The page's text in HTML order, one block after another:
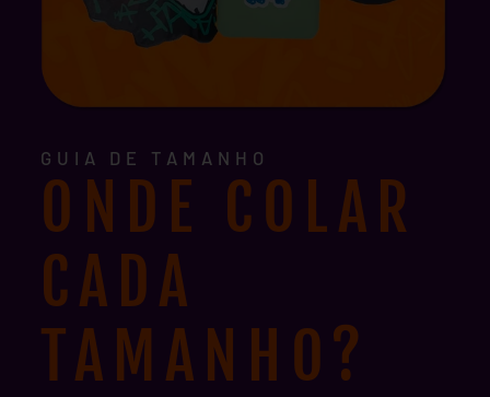
GUIA DE TAMANHO
ONDE COLAR
CADA
TAMANHO?